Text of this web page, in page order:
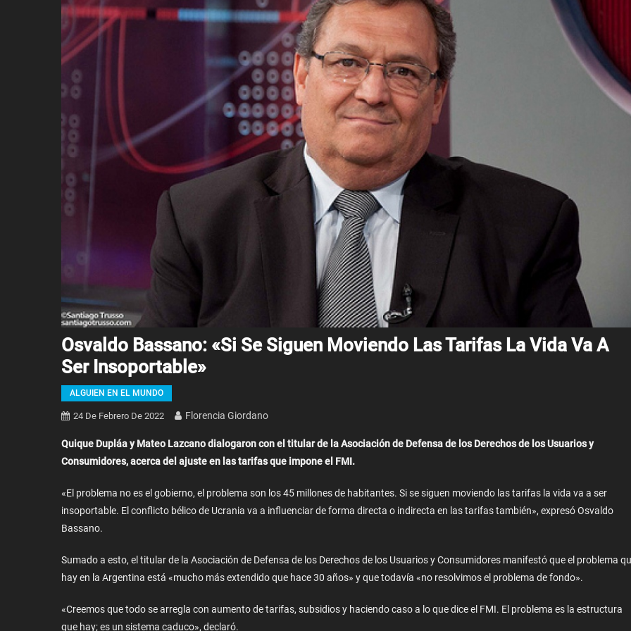
Osvaldo Bassano: «Si Se Siguen Moviendo Las Tarifas La Vida Va A
Ser Insoportable»
ALGUIEN EN EL MUNDO
24 De Febrero De 2022 Florencia Giordano
Quique Dupláa y Mateo Lazcano dialogaron con el titular de la Asociación de Defensa de los Derechos de los Usuarios y
Consumidores, acerca del ajuste en las tarifas que impone el FMI.
«El problema no es el gobierno, el problema son los 45 millones de habitantes. Si se siguen moviendo las tarifas la vida va a ser
insoportable. El conflicto bélico de Ucrania va a influenciar de forma directa o indirecta en las tarifas también», expresó Osvaldo
Bassano.
Sumado a esto, el titular de la Asociación de Defensa de los Derechos de los Usuarios y Consumidores manifestó que el problema
hay en la Argentina está «mucho más extendido que hace 30 años» y que todavía «no resolvimos el problema de fondo».
«Creemos que todo se arregla con aumento de tarifas, subsidios y haciendo caso a lo que dice el FMI. El problema es la estructura
que hay; es un sistema caduco», declaró.